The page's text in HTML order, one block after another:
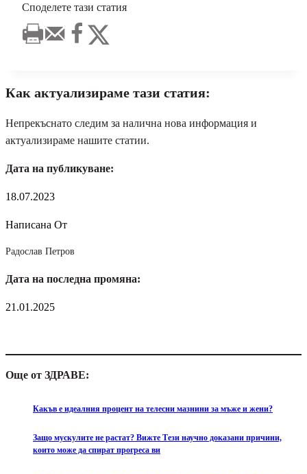
Споделете тази статия
Как актуализираме тази статия:
Непрекъснато следим за налична нова информация и
актуализираме нашите статии.
Дата на публикуване:
18.07.2023
Написана От
Радослав Петров
Дата на последна промяна:
21.01.2025
Още от ЗДРАВЕ:
Какъв е идеалния процент на телесни мазнини за мъже и жени?
Защо мускулите не растат? Вижте Тези научно доказани причини,
които може да спират прогреса ви